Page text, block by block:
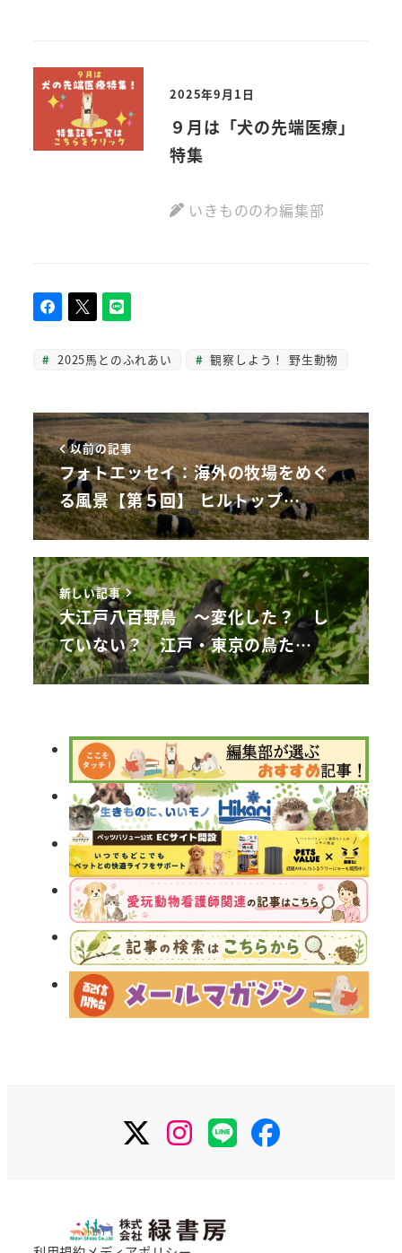
2025年9月1日
９月は「犬の先端医療」
特集
いきもののわ編集部
2025馬とのふれあい 観察しよう！ 野生動物
以前の記事
フォトエッセイ：海外の牧場をめぐ
る風景【第５回】 ヒルトップ…
新しい記事
大江戸八百野鳥 ～変化した？ し
ていない？ 江戸・東京の鳥た…
Instagram
LINE Facebook